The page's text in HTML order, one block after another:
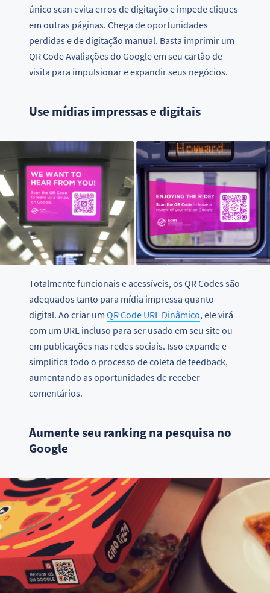
único scan evita erros de digitação e impede cliques
em outras páginas. Chega de oportunidades
perdidas e de digitação manual. Basta imprimir um
QR Code Avaliações do Google em seu cartão de
visita para impulsionar e expandir seus negócios.
Use mídias impressas e digitais
Totalmente funcionais e acessíveis, os QR Codes são
adequados tanto para mídia impressa quanto
digital. Ao criar um QR Code URL Dinâmico, ele virá
com um URL incluso para ser usado em seu site ou
em publicações nas redes sociais. Isso expande e
simplifica todo o processo de coleta de feedback,
aumentando as oportunidades de receber
comentários.
Aumente seu ranking na pesquisa no
Google